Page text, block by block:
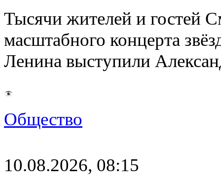
Тысячи жителей и гостей
масштабного концерта
Ленина выступили
Общество
10.08.2026, 08:15